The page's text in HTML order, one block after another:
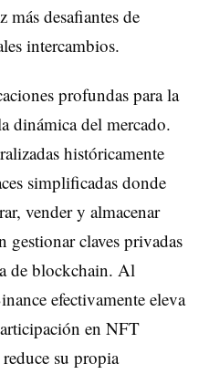
más desafiantes de
intercambios.
profundas para la
dinámica del mercado.
históricamente
simplificadas donde
vender y almacenar
gestionar claves privadas
de blockchain. Al
efectivamente eleva
en NFT
su propia